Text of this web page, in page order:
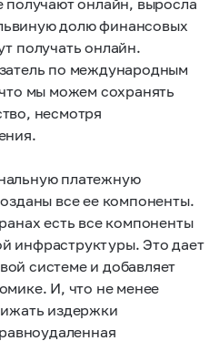
долю финансовых
получать онлайн.
по международным
мы можем сохранять
несмотря
платежную
все ее компоненты.
есть все компоненты
инфраструктуры. Это дает
системе и добавляет
И, что не менее
издержки